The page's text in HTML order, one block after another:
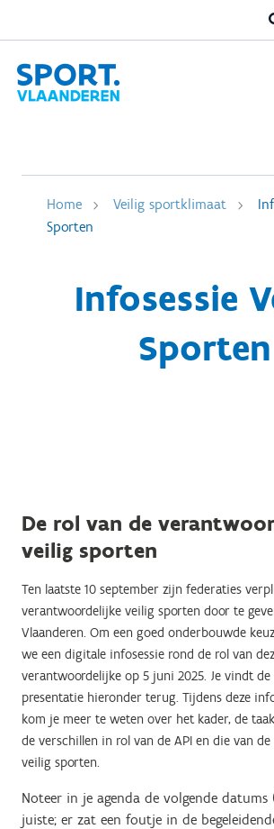
Home Veilig sportklimaat
Sporten
Infosessie
Sporten
De rol van de
veilig sporten
Ten laatste 10 september zijn federaties
verantwoordelijke veilig sporten door te
Vlaanderen. Om een goed onderbouwde
we een digitale infosessie rond de rol van
verantwoordelijke op 5 juni 2025. Je vindt de
presentatie hieronder terug. Tijdens deze
kom je meer te weten over het kader, de
de verschillen in rol van de API en die van
veilig sporten.
Noteer in je agenda de volgende
juiste; er zat een foutje in de